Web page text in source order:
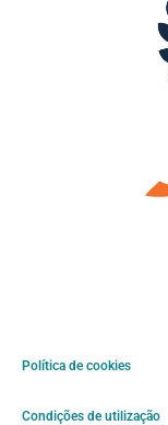
Política de cookies
Condições de utilização